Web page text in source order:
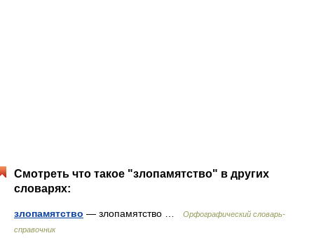
Смотреть что такое "злопамятство" в других
словарях:
злопамятство — злопамятство …
Орфографический словарь-
справочник